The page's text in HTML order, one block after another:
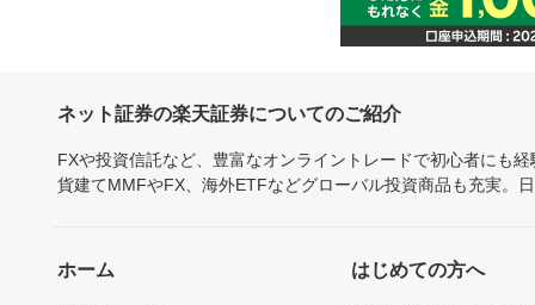
ネット証券の楽天証券についてのご紹介
FXや投資信託など、豊富なオンライントレードで初心者にも
貨建てMMFやFX、海外ETFなどグローバル投資商品も充実。
ホーム はじめての方へ